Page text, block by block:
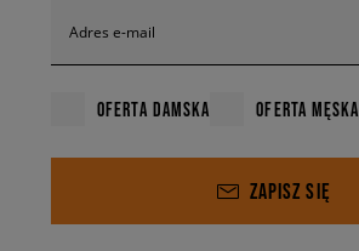
Adres e-mail
OFERTA DAMSKA OFERTA MĘSKA
ZAPISZ SIĘ